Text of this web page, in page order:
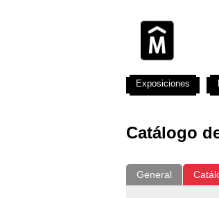
Catálogo
General
Exposiciones